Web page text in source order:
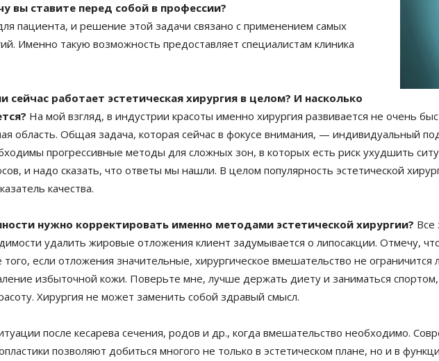
вы ставите перед собой в профессии?
пациента, и решение этой задачи связано с применением самых
Именно такую возможность предоставляет специалистам клиника
сейчас работает эстетическая хирургия в целом? И насколько
На мой взгляд, в индустрии красоты именно хирургия развивается не очень
область. Общая задача, которая сейчас в фокусе внимания, — индивидуальный
прогрессивные методы для сложных зон, в которых есть риск ухудшить
и надо сказать, что ответы мы нашли. В целом популярность эстетической
качества.
нужно корректировать именно методами эстетической хирургии? Все
удалить жировые отложения клиент задумывается о липосакции. Отмечу,
если отложения значительные, хирургическое вмешательство не ограничится
избыточной кожи. Поверьте мне, лучше держать диету и заниматься
Хирургия не может заменить собой здравый смысл.
после кесарева сечения, родов и др., когда вмешательство необходимо.
позволяют добиться многого не только в эстетическом плане, но и в